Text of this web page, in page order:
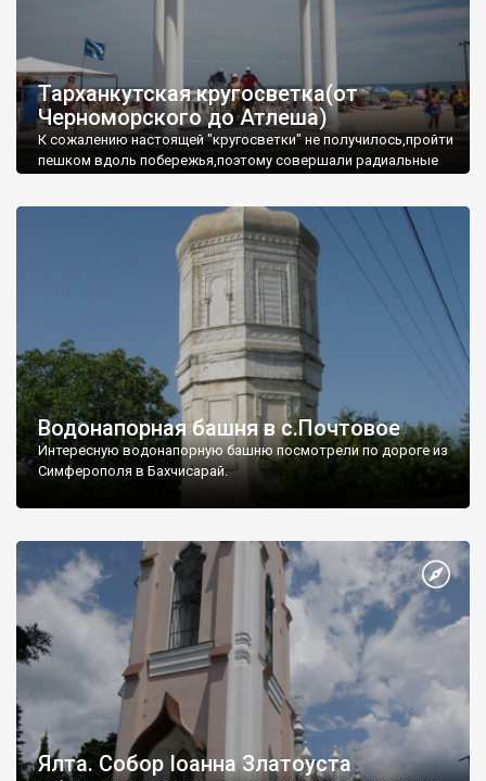
Тарханкутская кругосветка(от
Черноморского до Атлеша)
К сожалению настоящей "кругосветки" не получилось,пройти
пешком вдоль побережья,поэтому совершали радиальные
Водонапорная башня в с.Почтовое
Интересную водонапорную башню посмотрели по дороге из
Симферополя в Бахчисарай.
Ялта. Собор Іоанна Златоуста